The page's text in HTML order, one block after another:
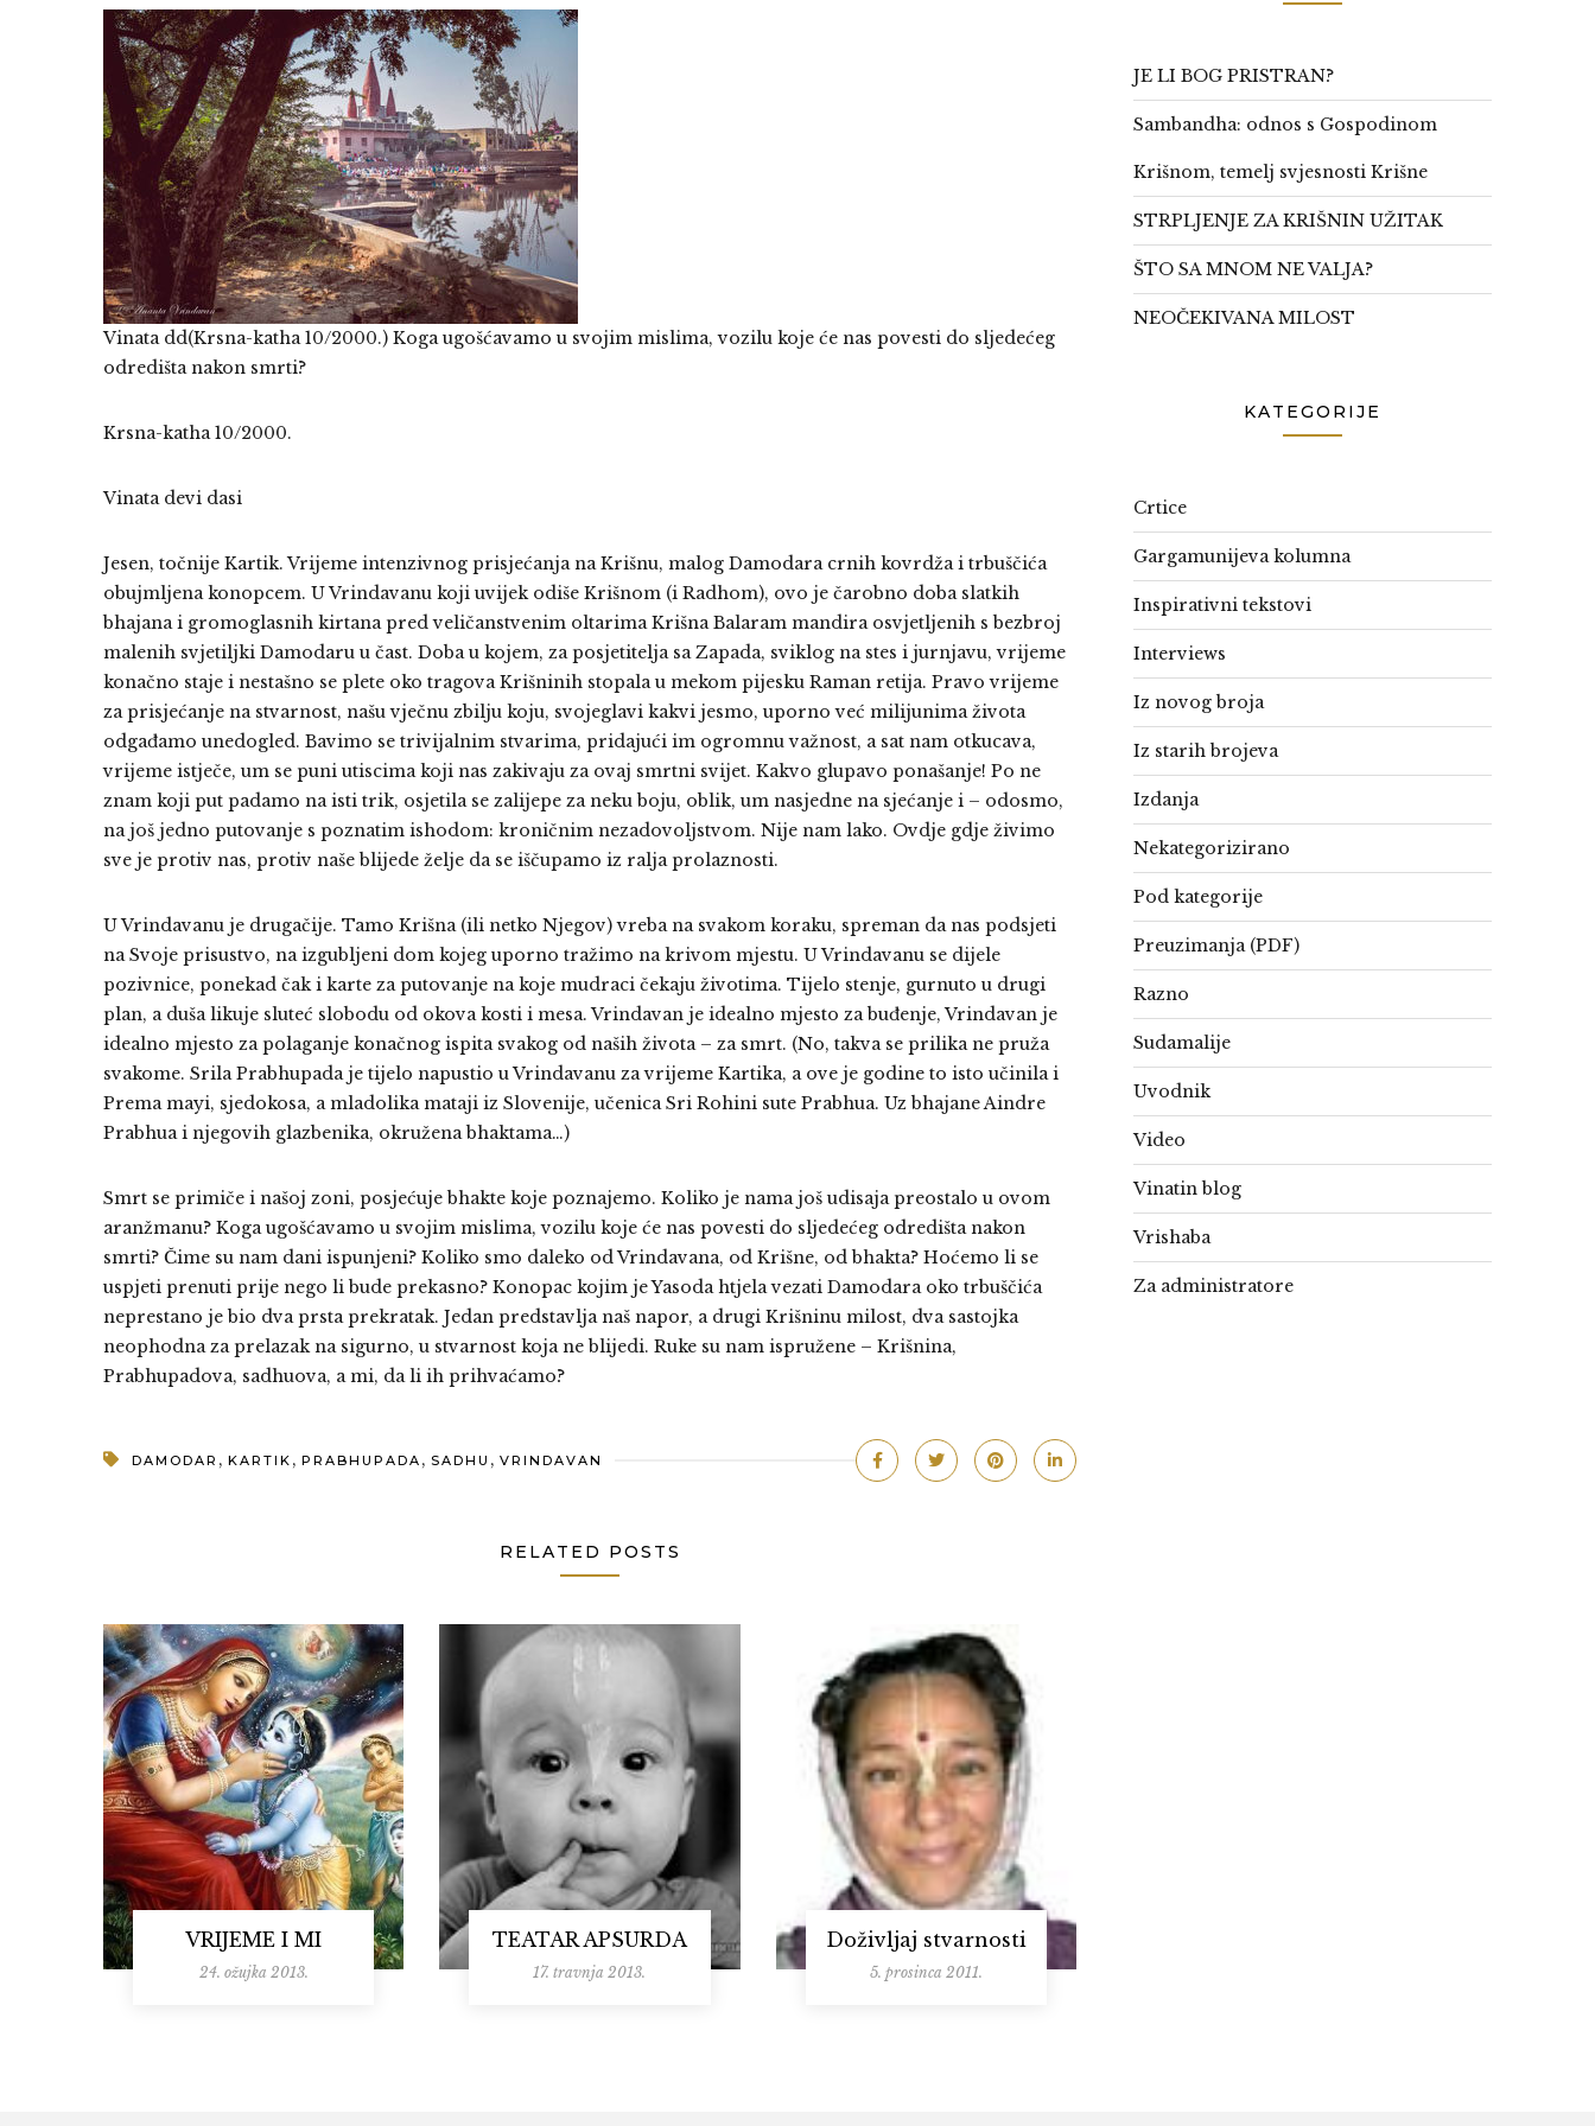
Vinata dd(Krsna-katha 10/2000.) Koga ugošćavamo u svojim mislima, vozilu koje će nas povesti do sljedećeg
odredišta nakon smrti?
Krsna-katha 10/2000.
Vinata devi dasi
Jesen, točnije Kartik. Vrijeme intenzivnog prisjećanja na Krišnu, malog Damodara crnih kovrdža i trbuščića
obujmljena konopcem. U Vrindavanu koji uvijek odiše Krišnom (i Radhom), ovo je čarobno doba slatkih
bhajana i gromoglasnih kirtana pred veličanstvenim oltarima Krišna Balaram mandira osvjetljenih s bezbroj
malenih svjetiljki Damodaru u čast. Doba u kojem, za posjetitelja sa Zapada, sviklog na stes i jurnjavu, vrijeme
konačno staje i nestašno se plete oko tragova Krišninih stopala u mekom pijesku Raman retija. Pravo vrijeme
za prisjećanje na stvarnost, našu vječnu zbilju koju, svojeglavi kakvi jesmo, uporno već milijunima života
odgađamo unedogled. Bavimo se trivijalnim stvarima, pridajući im ogromnu važnost, a sat nam otkucava,
vrijeme istječe, um se puni utiscima koji nas zakivaju za ovaj smrtni svijet. Kakvo glupavo ponašanje! Po ne
znam koji put padamo na isti trik, osjetila se zalijepe za neku boju, oblik, um nasjedne na sjećanje i – odosmo,
na još jedno putovanje s poznatim ishodom: kroničnim nezadovoljstvom. Nije nam lako. Ovdje gdje živimo
sve je protiv nas, protiv naše blijede želje da se iščupamo iz ralja prolaznosti.
U Vrindavanu je drugačije. Tamo Krišna (ili netko Njegov) vreba na svakom koraku, spreman da nas podsjeti
na Svoje prisustvo, na izgubljeni dom kojeg uporno tražimo na krivom mjestu. U Vrindavanu se dijele
pozivnice, ponekad čak i karte za putovanje na koje mudraci čekaju životima. Tijelo stenje, gurnuto u drugi
plan, a duša likuje sluteć slobodu od okova kosti i mesa. Vrindavan je idealno mjesto za buđenje, Vrindavan je
idealno mjesto za polaganje konačnog ispita svakog od naših života – za smrt. (No, takva se prilika ne pruža
svakome. Srila Prabhupada je tijelo napustio u Vrindavanu za vrijeme Kartika, a ove je godine to isto učinila i
Prema mayi, sjedokosa, a mladolika mataji iz Slovenije, učenica Sri Rohini sute Prabhua. Uz bhajane Aindre
Prabhua i njegovih glazbenika, okružena bhaktama…)
Smrt se primiče i našoj zoni, posjećuje bhakte koje poznajemo. Koliko je nama još udisaja preostalo u ovom
aranžmanu? Koga ugošćavamo u svojim mislima, vozilu koje će nas povesti do sljedećeg odredišta nakon
smrti? Čime su nam dani ispunjeni? Koliko smo daleko od Vrindavana, od Krišne, od bhakta? Hoćemo li se
uspjeti prenuti prije nego li bude prekasno? Konopac kojim je Yasoda htjela vezati Damodara oko trbuščića
neprestano je bio dva prsta prekratak. Jedan predstavlja naš napor, a drugi Krišninu milost, dva sastojka
neophodna za prelazak na sigurno, u stvarnost koja ne blijedi. Ruke su nam ispružene – Krišnina,
Prabhupadova, sadhuova, a mi, da li ih prihvaćamo?
DAMODAR , KARTIK , PRABHUPADA , SADHU , VRINDAVAN
RELATED POSTS
VRIJEME I MI
24. ožujka 2013.
TEATAR APSURDA
17. travnja 2013.
Doživljaj stvarnosti
5. prosinca 2011.
JE LI BOG PRISTRAN?
Sambandha: odnos s Gospodinom
Krišnom, temelj svjesnosti Krišne
STRPLJENJE ZA KRIŠNIN UŽITAK
ŠTO SA MNOM NE VALJA?
NEOČEKIVANA MILOST
KATEGORIJE
Crtice
Gargamunijeva kolumna
Inspirativni tekstovi
Interviews
Iz novog broja
Iz starih brojeva
Izdanja
Nekategorizirano
Pod kategorije
Preuzimanja (PDF)
Razno
Sudamalije
Uvodnik
Video
Vinatin blog
Vrishaba
Za administratore